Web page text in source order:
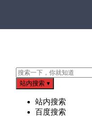
站内搜索 ▾
站内搜索
百度搜索